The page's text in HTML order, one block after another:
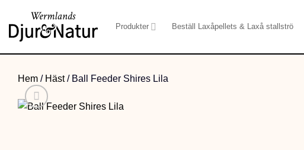
content
Produkter Beställ Laxåpellets & Laxå stallströ
Hem / Häst/ Ball Feeder Shires Lila